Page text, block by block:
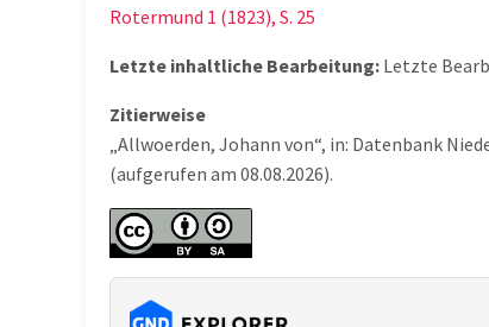
Rotermund 1 (1823), S. 25
Letzte inhaltliche Bearbeitung: Letzte
Zitierweise
„Allwoerden, Johann von“, in: Datenbank
(aufgerufen am 08.08.2026).